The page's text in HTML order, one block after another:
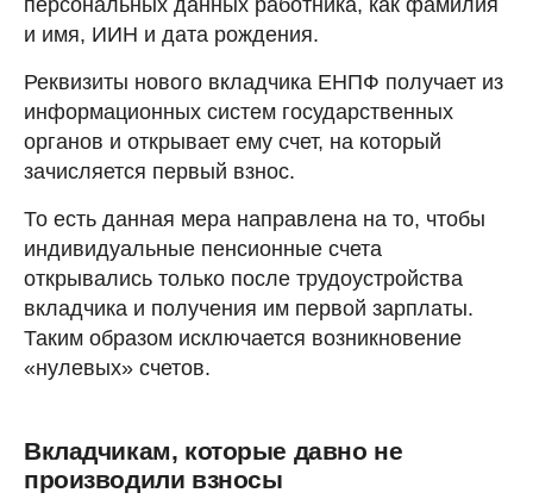
персональных данных работника, как фамилия
и имя, ИИН и дата рождения.
Реквизиты нового вкладчика ЕНПФ получает из
информационных систем государственных
органов и открывает ему счет, на который
зачисляется первый взнос.
То есть данная мера направлена на то, чтобы
индивидуальные пенсионные счета
открывались только после трудоустройства
вкладчика и получения им первой зарплаты.
Таким образом исключается возникновение
«нулевых» счетов.
Вкладчикам, которые давно не
производили взносы